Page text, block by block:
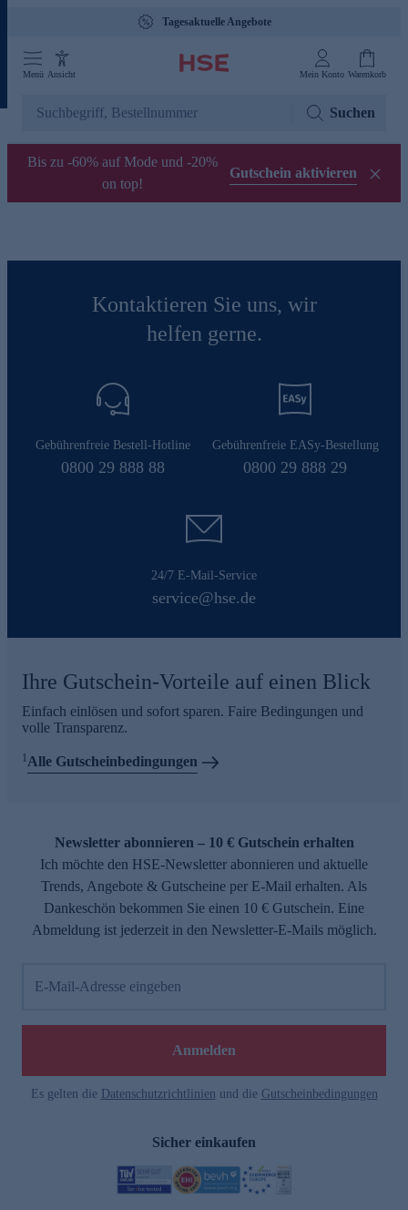
Tagesaktuelle Angebote
Menü Ansicht Mein Konto Warenkorb
Suchen
Bis zu -60% auf Mode und -20%
on top!
Gutschein aktivieren
Kontaktieren Sie uns, wir
helfen gerne.
Gebührenfreie Bestell-Hotline
0800 29 888 88
Gebührenfreie EASy-Bestellung
0800 29 888 29
24/7 E-Mail-Service
service@hse.de
Ihre Gutschein-Vorteile auf einen Blick
Einfach einlösen und sofort sparen. Faire Bedingungen und
volle Transparenz.
1Alle Gutscheinbedingungen
Newsletter abonnieren – 10 € Gutschein erhalten
Ich möchte den HSE-Newsletter abonnieren und aktuelle
Trends, Angebote & Gutscheine per E-Mail erhalten. Als
Dankeschön bekommen Sie einen 10 € Gutschein. Eine
Abmeldung ist jederzeit in den Newsletter-E-Mails möglich.
E-Mail-Adresse eingeben
Anmelden
Es gelten die Datenschutzrichtlinien und die Gutscheinbedingungen
Sicher einkaufen